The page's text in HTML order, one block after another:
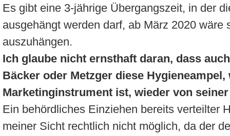
Es gibt eine 3-jährige Übergangszeit, in der
ausgehängt werden darf, ab März 2020 wäre
auszuhängen.
Ich glaube nicht ernsthaft daran, dass
Bäcker oder Metzger diese
Marketinginstrument ist, wieder von
Ein behördliches Einziehen bereits verteilter
meiner Sicht rechtlich nicht möglich, da der